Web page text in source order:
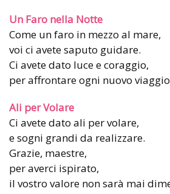
Un Faro nella Notte
Come un faro in mezzo al mare,
voi ci avete saputo guidare.
Ci avete dato luce e coraggio,
per affrontare ogni nuovo
Ali per Volare
Ci avete dato ali per volare,
e sogni grandi da realizzare.
Grazie, maestre,
per averci ispirato,
il vostro valore non sarà mai